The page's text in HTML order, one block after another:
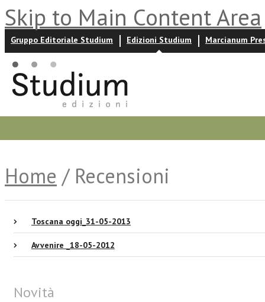
Skip to Main Content Area
Gruppo Editoriale Studium Edizioni Studium Marcianum
Home / Recensioni
Toscana oggi_31-05-2013
Avvenire _18-05-2012
Novità